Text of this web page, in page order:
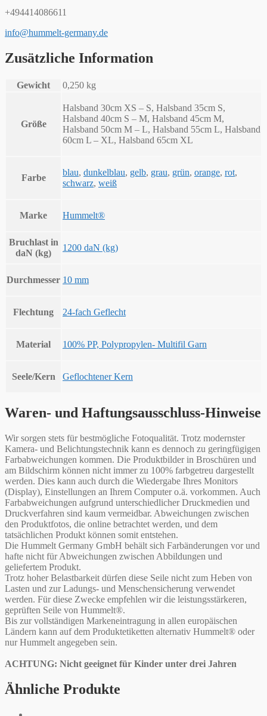
+494414086611
info@hummelt-germany.de
Zusätzliche Information
Gewicht 0,250 kg
Größe
Halsband 30cm XS – S, Halsband 35cm S,
Halsband 40cm S – M, Halsband 45cm M,
Halsband 50cm M – L, Halsband 55cm L, Halsband
60cm L – XL, Halsband 65cm XL
Farbe
blau, dunkelblau, gelb, grau, grün, orange, rot,
schwarz, weiß
Marke Hummelt®
Bruchlast in
daN (kg)
1200 daN (kg)
Durchmesser 10 mm
Flechtung 24-fach Geflecht
Material 100% PP, Polypropylen- Multifil Garn
Seele/Kern Geflochtener Kern
Waren- und Haftungsausschluss-Hinweise
Wir sorgen stets für bestmögliche Fotoqualität. Trotz modernster
Kamera- und Belichtungstechnik kann es dennoch zu geringfügigen
Farbabweichungen kommen. Die Produktbilder in Broschüren und
am Bildschirm können nicht immer zu 100% farbgetreu dargestellt
werden. Dies kann auch durch die Wiedergabe Ihres Monitors
(Display), Einstellungen an Ihrem Computer o.ä. vorkommen. Auch
Farbabweichungen aufgrund unterschiedlicher Druckmedien und
Druckverfahren sind kaum vermeidbar. Abweichungen zwischen
den Produktfotos, die online betrachtet werden, und dem
tatsächlichen Produkt können somit entstehen.
Die Hummelt Germany GmbH behält sich Farbänderungen vor und
hafte nicht für Abweichungen zwischen Abbildungen und
geliefertem Produkt.
Trotz hoher Belastbarkeit dürfen diese Seile nicht zum Heben von
Lasten und zur Ladungs- und Menschensicherung verwendet
werden. Für diese Zwecke empfehlen wir die leistungsstärkeren,
geprüften Seile von Hummelt®.
Bis zur vollständigen Markeneintragung in allen europäischen
Ländern kann auf dem Produktetiketten alternativ Hummelt® oder
nur Hummelt angegeben sein.
ACHTUNG: Nicht geeignet für Kinder unter drei Jahren
Ähnliche Produkte